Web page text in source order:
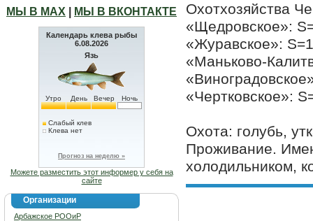
МЫ В МАХ МЫ В ВКОНТАКТЕ
Календарь клева рыбы
6.08.2026
Язь
Утро День Вечер Ночь
Слабый клев
Клева нет
Прогноз на неделю »
Можете разместить этот информер у себя на
сайте
Организации
Арбажское РООиР
Охотхозяйства
«Щедровское»:
«Журавское»:
«Маньково-
«Чертковское»:
Охота: голубь,
Проживание.
холодильником,